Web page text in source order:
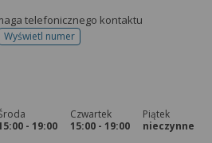
telefonicznego kontaktu
Wyświetl numertelefonu do rejestracji
- 19:00
Czwartek
15:00 - 19:00
Piątek
nieczynne